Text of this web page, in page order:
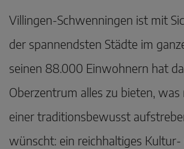
Villingen-Schwenningen ist mit
der spannendsten Städte im
seinen 88.000 Einwohnern hat
Oberzentrum alles zu bieten, was
einer traditionsbewusst
wünscht: ein reichhaltiges Kultur-